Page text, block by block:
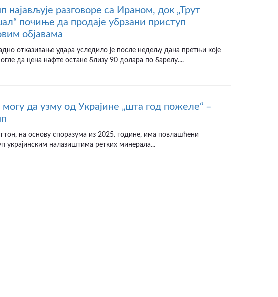
најављује разговоре са Ираном, док „Трут
почиње да продаје убрзани приступ
објавама
отказивање удара уследило је после недељу дана претњи које
да цена нафте остане близу 90 долара по барелу....
да узму од Украјине „шта год пожеле“ –
на основу споразума из 2025. године, има повлашћени
украјинским налазиштима ретких минерала...